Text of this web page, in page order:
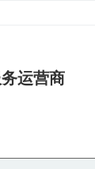
运营商